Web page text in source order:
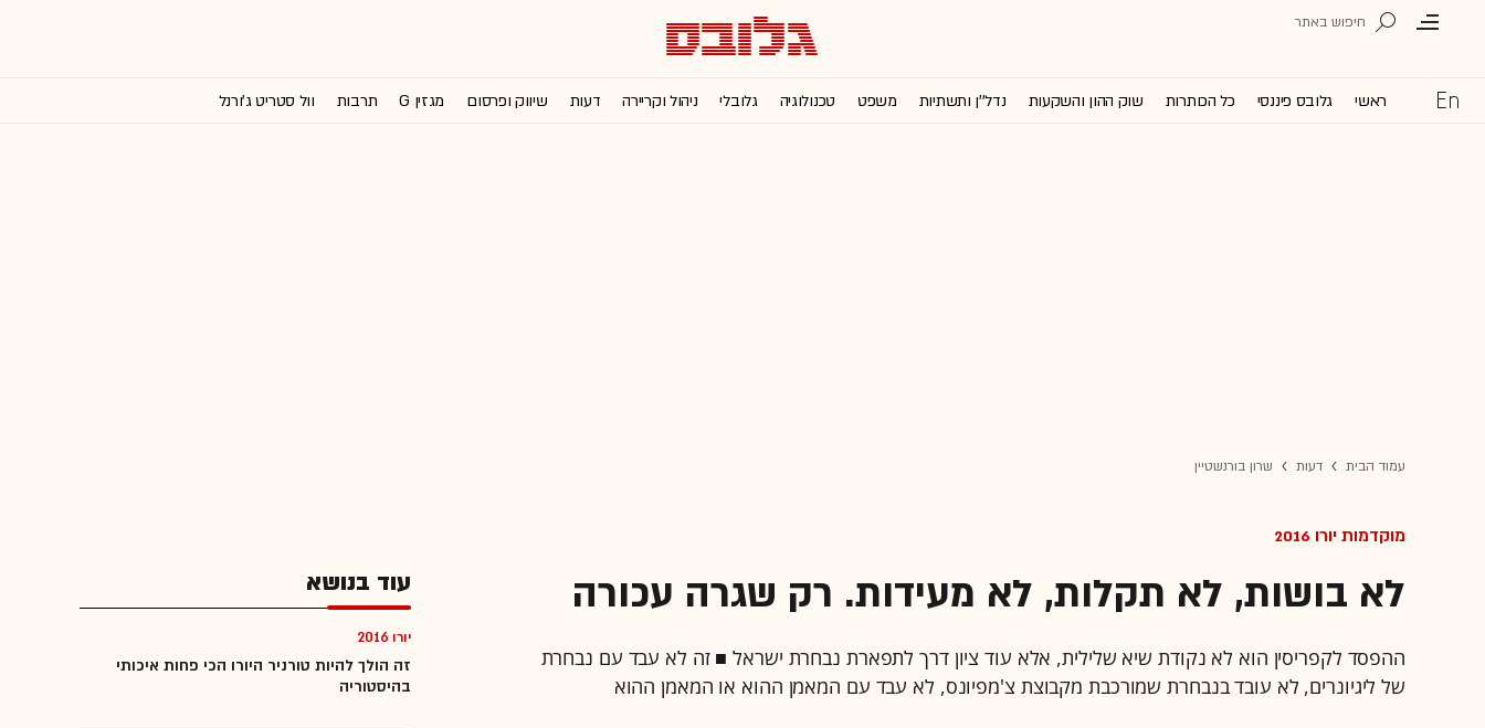
ראשי גלובס פיננסי כל הכותרות שוק ההון והשקעות נדל''ן ותשתיות משפט טכנולוגיה גלובלי ניהול וקריירה דעות שיווק ופרסום מגזין G תרבות וול סטריט ג'ורנל
עמוד הבית דעות שרון בורנשטיין
מוקדמות יורו 2016
לא בושות, לא תקלות, לא מעידות. רק שגרה עכורה
ההפסד לקפריסין הוא לא נקודת שיא שלילית, אלא עוד ציון דרך לתפארת נבחרת ישראל ■ זה לא עבד עם נבחרת
של ליגיונרים, לא עובד בנבחרת שמורכבת מקבוצת צ'מפיונס, לא עבד עם המאמן ההוא או המאמן ההוא
עוד בנושא
יורו 2016
זה הולך להיות טורניר היורו הכי פחות איכותי
בהיסטוריה